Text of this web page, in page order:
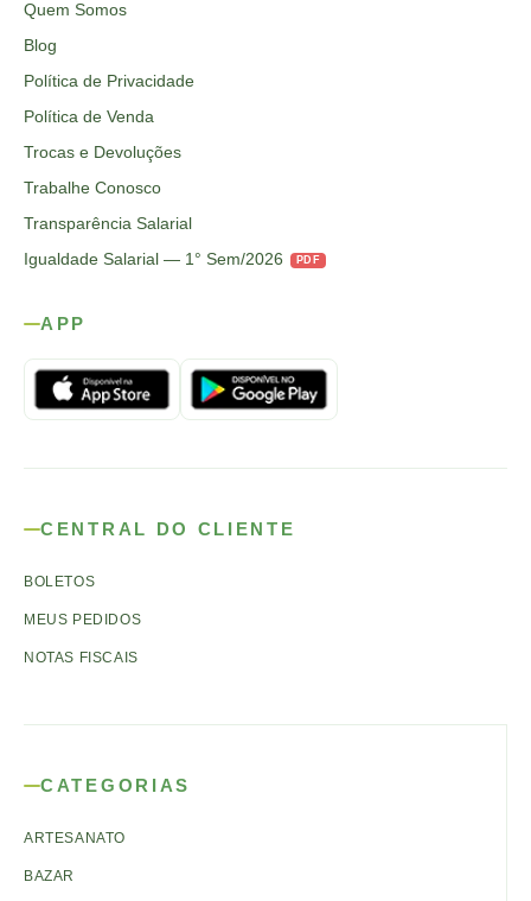
Quem Somos
Blog
Política de Privacidade
Política de Venda
Trocas e Devoluções
Trabalhe Conosco
Transparência Salarial
Igualdade Salarial — 1° Sem/2026
PDF
APP
CENTRAL DO CLIENTE
BOLETOS
MEUS PEDIDOS
NOTAS FISCAIS
CATEGORIAS
ARTESANATO
BAZAR